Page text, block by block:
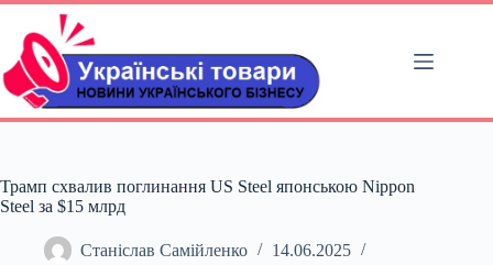
Перейти
вмісту
Трамп схвалив поглинання US Steel японською Nippon
Steel за $15 млрд
Станіслав Самійленко
14.06.2025